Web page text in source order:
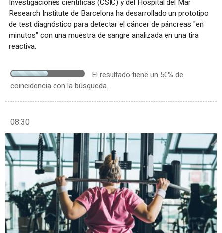
Investigaciones científicas (CSIC) y del Hospital del Mar
Research Institute de Barcelona ha desarrollado un prototipo
de test diagnóstico para detectar el cáncer de páncreas "en
minutos" con una muestra de sangre analizada en una tira
reactiva.
El resultado tiene un 50% de
coincidencia con la búsqueda.
08:30